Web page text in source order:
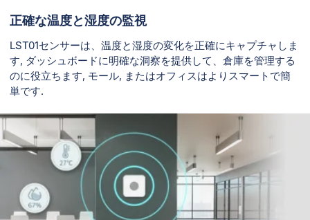
正確な温度と湿度の監視
LST01センサーは、温度と湿度の変化を正確にキャプチャしま
す, ダッシュボードに明確な洞察を提供して、倉庫を管理する
のに役立ちます, モール, またはオフィスはよりスマートで簡
単です.